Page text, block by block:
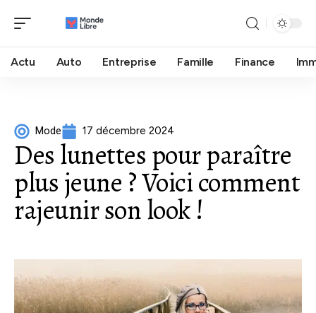
Actu Auto Entreprise Famille Finance
Mode 17 décembre 2024
Des lunettes pour paraître
plus jeune ? Voici comment
rajeunir son look !